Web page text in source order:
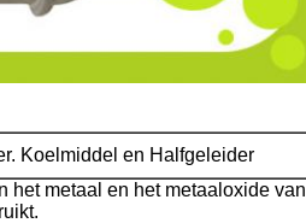
Koelmiddel en Halfgeleider
het metaal en het metaaloxide van